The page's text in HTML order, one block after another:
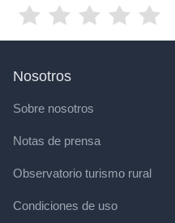
Nosotros
Sobre nosotros
Notas de prensa
Observatorio turismo rural
Condiciones de uso